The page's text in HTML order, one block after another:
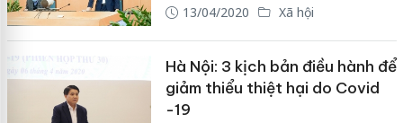
13/04/2020 Xã hội
Hà Nội: 3 kịch bản điều hành để
giảm thiểu thiệt hại do Covid
-19